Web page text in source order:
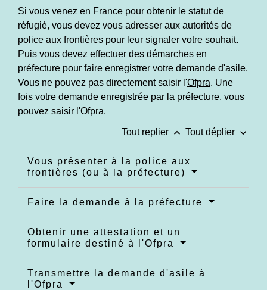
Si vous venez en France pour obtenir le statut de
réfugié, vous devez vous adresser aux autorités de
police aux frontières pour leur signaler votre souhait.
Puis vous devez effectuer des démarches en
préfecture pour faire enregistrer votre demande d'asile.
Vous ne pouvez pas directement saisir l'Ofpra. Une
fois votre demande enregistrée par la préfecture, vous
pouvez saisir l'Ofpra.
Tout replier keyboard_arrow_up Tout déplier keyboard_arrow_down
Vous présenter à la police aux
frontières (ou à la préfecture)
Faire la demande à la préfecture
Obtenir une attestation et un
formulaire destiné à l'Ofpra
Transmettre la demande d'asile à
l'Ofpra